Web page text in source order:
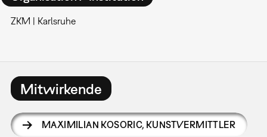
ZKM | Karlsruhe
Mitwirkende
MAXIMILIAN KOSORIC, KUNSTVERMITTLER